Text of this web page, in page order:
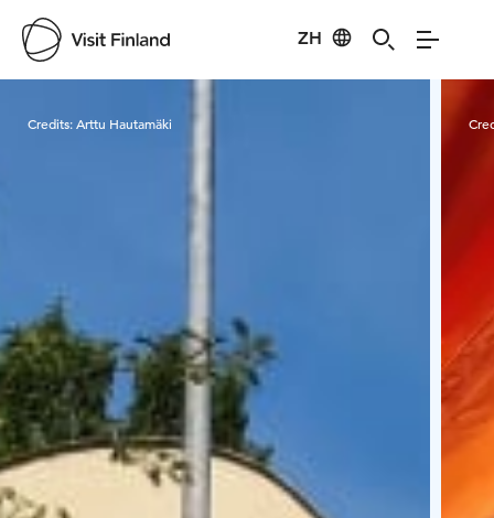
ZH
Visit Finland
Credits:Arttu Hautamäki